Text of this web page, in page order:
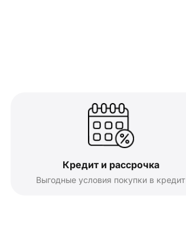
Кредит и рассрочка
Выгодные условия покупки в кредит